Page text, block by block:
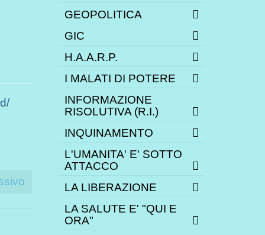
GEOPOLITICA
GIC
H.A.A.R.P.
I MALATI DI POTERE
INFORMAZIONE
RISOLUTIVA (R.I.)
INQUINAMENTO
L'UMANITA' E' SOTTO
ATTACCO
LA LIBERAZIONE
LA SALUTE E' "QUI E
ORA"